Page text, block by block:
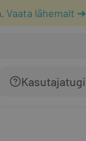
Vaata lähemalt ➔
Kasutajatugi